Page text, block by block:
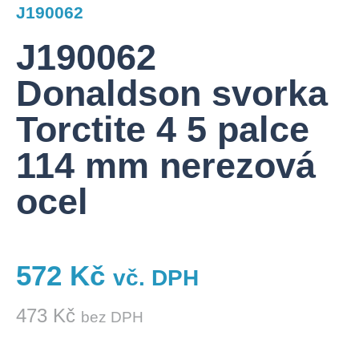
J190062
J190062
Donaldson svorka
Torctite 4 5 palce
114 mm nerezová
ocel
572 Kč vč. DPH
473 Kč bez DPH